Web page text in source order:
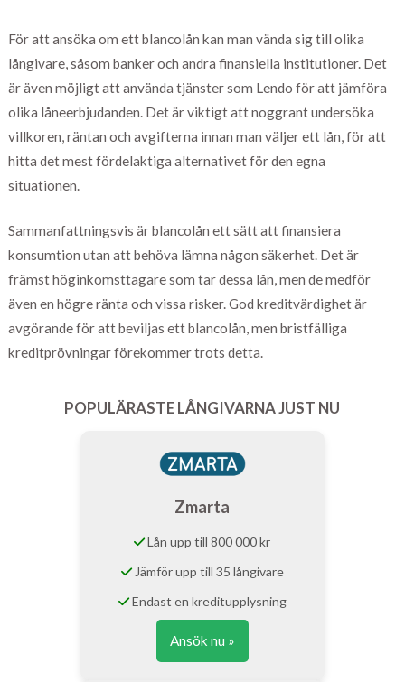
För att ansöka om ett blancolån kan man vända sig till olika
långivare, såsom banker och andra finansiella institutioner. Det
är även möjligt att använda tjänster som Lendo för att jämföra
olika låneerbjudanden. Det är viktigt att noggrant undersöka
villkoren, räntan och avgifterna innan man väljer ett lån, för att
hitta det mest fördelaktiga alternativet för den egna
situationen.
Sammanfattningsvis är blancolån ett sätt att finansiera
konsumtion utan att behöva lämna någon säkerhet. Det är
främst höginkomsttagare som tar dessa lån, men de medför
även en högre ränta och vissa risker. God kreditvärdighet är
avgörande för att beviljas ett blancolån, men bristfälliga
kreditprövningar förekommer trots detta.
POPULÄRASTE LÅNGIVARNA JUST NU
Zmarta
Lån upp till 800 000 kr
Jämför upp till 35 långivare
Endast en kreditupplysning
Ansök nu »